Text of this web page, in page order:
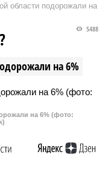
области подорожали на
на 6%
5488
на 6% (фото: